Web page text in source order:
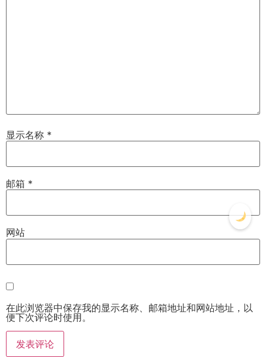
显示名称 *
邮箱 *
网站
在此浏览器中保存我的显示名称、邮箱地址和网站地址，以
便下次评论时使用。